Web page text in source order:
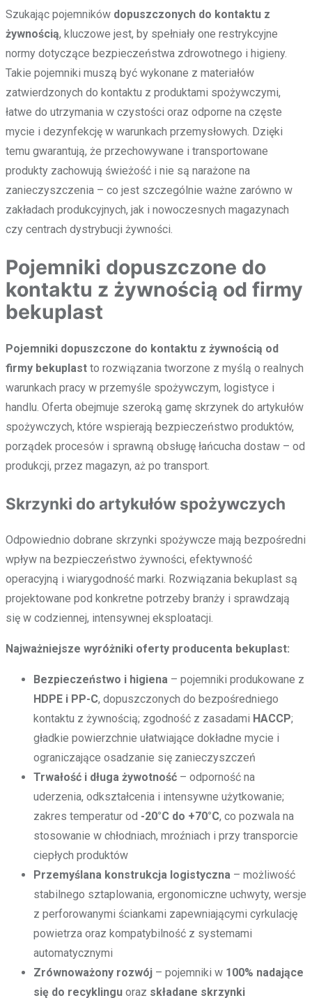
Szukając pojemników dopuszczonych do kontaktu z
żywnością, kluczowe jest, by spełniały one restrykcyjne
normy dotyczące bezpieczeństwa zdrowotnego i higieny.
Takie pojemniki muszą być wykonane z materiałów
zatwierdzonych do kontaktu z produktami spożywczymi,
łatwe do utrzymania w czystości oraz odporne na częste
mycie i dezynfekcję w warunkach przemysłowych. Dzięki
temu gwarantują, że przechowywane i transportowane
produkty zachowują świeżość i nie są narażone na
zanieczyszczenia – co jest szczególnie ważne zarówno w
zakładach produkcyjnych, jak i nowoczesnych magazynach
czy centrach dystrybucji żywności.
Pojemniki dopuszczone do
kontaktu z żywnością od firmy
bekuplast
Pojemniki dopuszczone do kontaktu z żywnością od
firmy bekuplast to rozwiązania tworzone z myślą o realnych
warunkach pracy w przemyśle spożywczym, logistyce i
handlu. Oferta obejmuje szeroką gamę skrzynek do artykułów
spożywczych, które wspierają bezpieczeństwo produktów,
porządek procesów i sprawną obsługę łańcucha dostaw – od
produkcji, przez magazyn, aż po transport.
Skrzynki do artykułów spożywczych
Odpowiednio dobrane skrzynki spożywcze mają bezpośredni
wpływ na bezpieczeństwo żywności, efektywność
operacyjną i wiarygodność marki. Rozwiązania bekuplast są
projektowane pod konkretne potrzeby branży i sprawdzają
się w codziennej, intensywnej eksploatacji.
Najważniejsze wyróżniki oferty producenta bekuplast:
Bezpieczeństwo i higiena – pojemniki produkowane z
HDPE i PP-C, dopuszczonych do bezpośredniego
kontaktu z żywnością; zgodność z zasadami HACCP;
gładkie powierzchnie ułatwiające dokładne mycie i
ograniczające osadzanie się zanieczyszczeń
Trwałość i długa żywotność – odporność na
uderzenia, odkształcenia i intensywne użytkowanie;
zakres temperatur od -20°C do +70°C, co pozwala na
stosowanie w chłodniach, mroźniach i przy transporcie
ciepłych produktów
Przemyślana konstrukcja logistyczna – możliwość
stabilnego sztaplowania, ergonomiczne uchwyty, wersje
z perforowanymi ściankami zapewniającymi cyrkulację
powietrza oraz kompatybilność z systemami
automatycznymi
Zrównoważony rozwój – pojemniki w 100% nadające
się do recyklingu oraz składane skrzynki